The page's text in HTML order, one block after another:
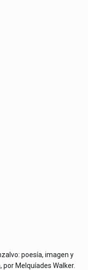
poesía, imagen y
Melquíades Walker.